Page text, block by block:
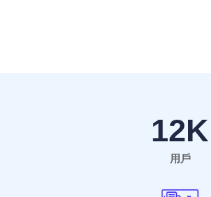
12K
用戶